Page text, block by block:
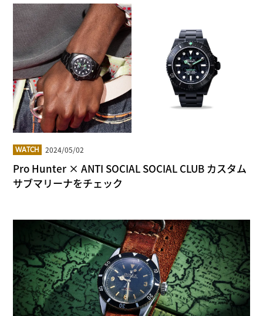
WATCH 2024/05/02
Pro Hunter × ANTI SOCIAL SOCIAL CLUB カスタム
サブマリーナをチェック